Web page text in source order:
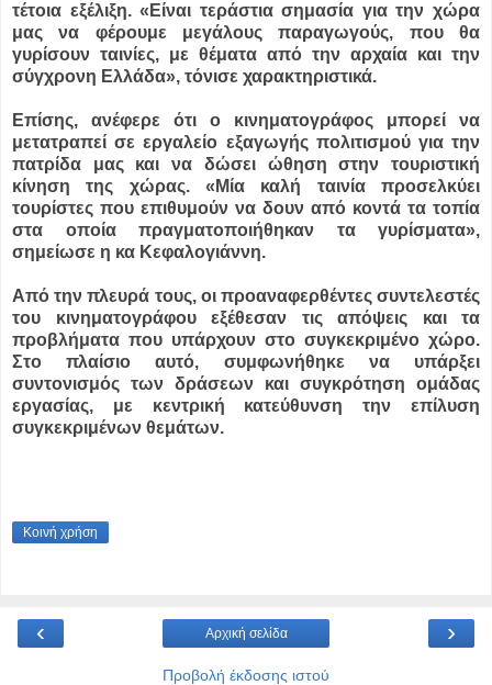
τέτοια εξέλιξη. «Είναι τεράστια σημασία για την χώρα
μας να φέρουμε μεγάλους παραγωγούς, που θα
γυρίσουν ταινίες, με θέματα από την αρχαία και την
σύγχρονη Ελλάδα», τόνισε χαρακτηριστικά.
Επίσης, ανέφερε ότι ο κινηματογράφος μπορεί να
μετατραπεί σε εργαλείο εξαγωγής πολιτισμού για την
πατρίδα μας και να δώσει ώθηση στην τουριστική
κίνηση της χώρας. «Μία καλή ταινία προσελκύει
τουρίστες που επιθυμούν να δουν από κοντά τα τοπία
στα οποία πραγματοποιήθηκαν τα γυρίσματα»,
σημείωσε η κα Κεφαλογιάννη.
Από την πλευρά τους, οι προαναφερθέντες συντελεστές
του κινηματογράφου εξέθεσαν τις απόψεις και τα
προβλήματα που υπάρχουν στο συγκεκριμένο χώρο.
Στο πλαίσιο αυτό, συμφωνήθηκε να υπάρξει
συντονισμός των δράσεων και συγκρότηση ομάδας
εργασίας, με κεντρική κατεύθυνση την επίλυση
συγκεκριμένων θεμάτων.
Κοινή χρήση
‹ ›
Αρχική σελίδα
Προβολή έκδοσης ιστού